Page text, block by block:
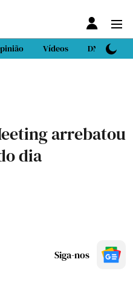
Vídeos DN Sport
arrebatou
dia
Siga-nos